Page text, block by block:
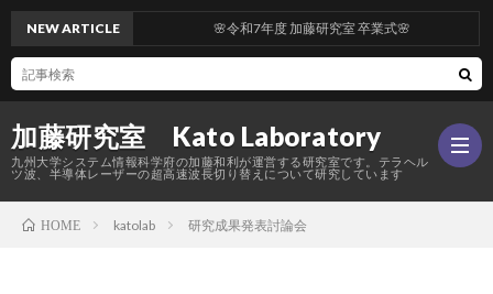
加藤研究室 Kato Laboratory
九州大学システム情報科学府の加藤和利が運営する研究室です。テラヘル
ツ波、半導体レーザーの超高速波長切り替えについて研究しています
NEW ARTICLE 🌸令和7年度 加藤研究室 卒業式🌸
HOME katolab 研究成果発表討論会